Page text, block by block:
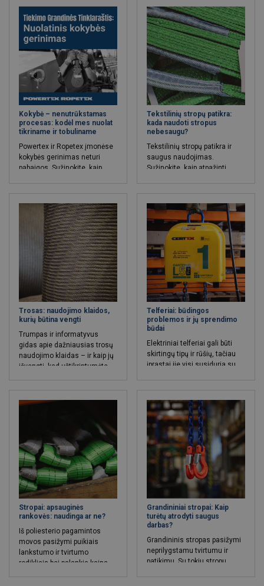
ir susipažinkite su naujo
griebtuvo patikrinimo
principais, sertifikatų kontrole
ir kitais svarbiais saugaus
kėlimo aspektais.
kroviniui. Įprastai stropai turi
1, 2, 3 arba 4 šakas. Jeigu
naudojamas keturių šakų
stropas, krovinio prilaikymo
funkciją dažniausiai atlieka tik
trys šakos. Ketvirtoji šaka
įprastai naudojama krovinio
balansavimui.
Kokybė – nenutrūkstamas
procesas: kodėl mes nuolat
tikriname ir tobuliname
Powertex ir Ropetex įmonėse
kokybės gerinimas neturi
pabaigos. Sužinokite, kaip
reikalavimams.
Tekstilinių stropų patikra:
kada naudoti stropus
nebesaugu?
Tekstilinių stropų patikra ir
saugus naudojimas.
Sužinokite, kaip atpažinti
specialistus.
Trosas: naudojimo klaidos,
kurių būtina vengti
Trumpas ir informatyvus
gidas apie dažniausias trosų
naudojimo klaidas – ir kaip jų
išvengti, kad užtikrintumėte
Telferiai: būdingos
problemos ir jų sprendimo
būdai
Elektriniai telferiai gali būti
skirtingų tipų ir rūšių, tačiau
įprastai jie visi susiduria su
naudojimas gali tapti
komplikuotu procesu, o dėl to
galima susidurti ir su darbo
prastovomis.
Stropai: apsauginės
rankovės: naudinga ar ne?
Iš poliesterio pagamintos
movos pasižymi puikiais
lankstumo ir tvirtumo
rodikliais bei palankia kaina.
Grandininiai stropai: Kaip
turėtų atrodyti saugus
darbas?
Grandininis stropas pasižymi
neprilygstamu tvirtumu ir
patikimu. Su tokiu stropu